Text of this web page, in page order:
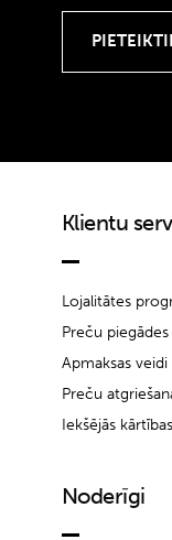
Klientu
Lojalitātes
Preču
Apmaksas veidi
Preču
Iekšējās
Noderīgi